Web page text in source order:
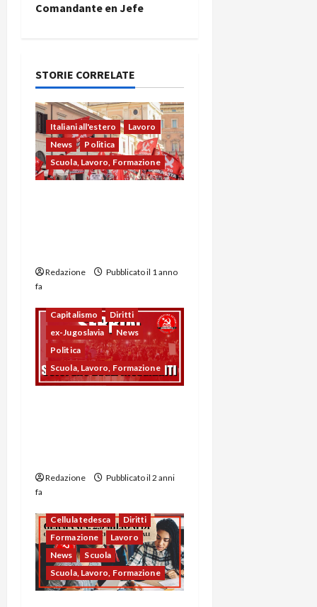
Comandante en Jefe
STORIE CORRELATE
Italiani all'estero
Lavoro
News
Politica
Scuola, Lavoro, Formazione
Redazione
Pubblicato il 1 anno
fa
Capitalismo
Diritti
ex-Jugoslavia
News
Politica
Scuola, Lavoro, Formazione
Redazione
Pubblicato il 2 anni
fa
Cellula tedesca
Diritti
Formazione
Lavoro
News
Scuola
Scuola, Lavoro, Formazione